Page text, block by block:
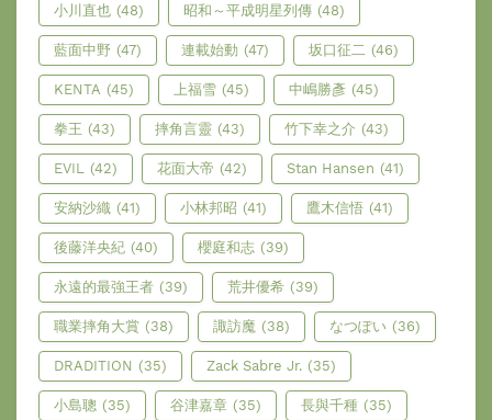
小川直也 (48) 昭和～平成明星列傳 (48)
藍面中野 (47) 連載始動 (47) 坂口征二 (46)
KENTA (45) 上福雪 (45) 中嶋勝彥 (45)
拳王 (43) 摔角言靈 (43) 竹下幸之介 (43)
EVIL (42) 花面大帝 (42) Stan Hansen (41)
安納沙織 (41) 小林邦昭 (41) 鷹木信悟 (41)
後藤洋央紀 (40) 櫻庭和志 (39)
永遠的最強王者 (39) 荒井優希 (39)
職業摔角大賞 (38) 諏訪魔 (38) なつぽい (36)
DRADITION (35) Zack Sabre Jr. (35)
小島聰 (35) 谷津嘉章 (35) 長與千種 (35)